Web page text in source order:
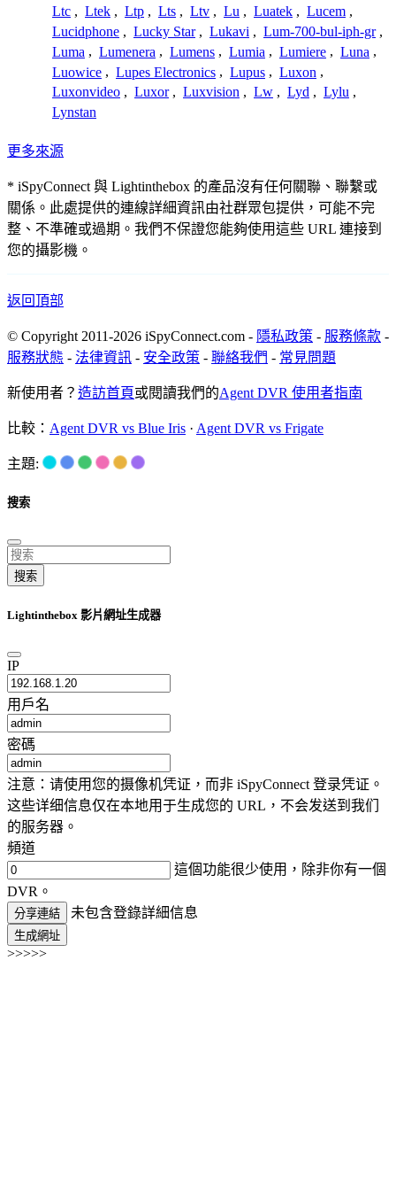
Ltc , Ltek , Ltp , Lts , Ltv , Lu , Luatek , Lucem ,
Lucidphone , Lucky Star , Lukavi , Lum-700-bul-iph-gr ,
Luma , Lumenera , Lumens , Lumia , Lumiere , Luna ,
Luowice , Lupes Electronics , Lupus , Luxon ,
Luxonvideo , Luxor , Luxvision , Lw , Lyd , Lylu ,
Lynstan
更多來源
* iSpyConnect 與 Lightinthebox 的產品沒有任何關聯、聯繫或
關係。此處提供的連線詳細資訊由社群眾包提供，可能不完
整、不準確或過期。我們不保證您能夠使用這些 URL 連接到
您的攝影機。
返回頂部
© Copyright 2011-2026 iSpyConnect.com - 隱私政策 - 服務條款 -
服務狀態 - 法律資訊 - 安全政策 - 聯絡我們 - 常見問題
新使用者？ 造訪首頁或閱讀我們的Agent DVR 使用者指南
比較： Agent DVR vs Blue Iris · Agent DVR vs Frigate
主題:
搜索
搜索
Lightinthebox 影片網址生成器
IP
用戶名
密碼
注意：请使用您的摄像机凭证，而非 iSpyConnect 登录凭证。
这些详细信息仅在本地用于生成您的 URL，不会发送到我们
的服务器。
頻道
這個功能很少使用，除非你有一個
DVR。
分享連結 未包含登錄詳細信息
生成網址
>>>>>